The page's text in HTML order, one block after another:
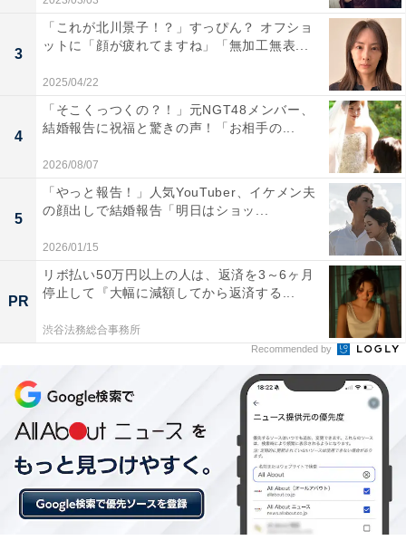
3
「これが北川景子！？」すっぴん？ オフショ
ットに「顔が疲れてますね」「無加工無表...
2025/04/22
4
「そこくっつくの？！」元NGT48メンバー、
結婚報告に祝福と驚きの声！「お相手の...
2026/08/07
5
「やっと報告！」人気YouTuber、イケメン夫
の顔出しで結婚報告「明日はショッ...
2026/01/15
PR
リボ払い50万円以上の人は、返済を3～6ヶ月
停止して『大幅に減額してから返済する...
渋谷法務総合事務所
Recommended by